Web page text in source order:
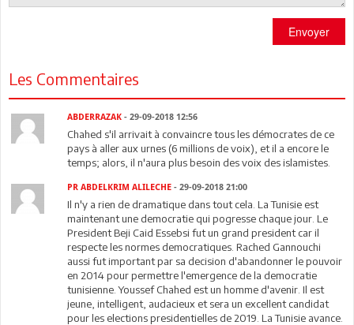
Envoyer
Les Commentaires
ABDERRAZAK - 29-09-2018 12:56
Chahed s'il arrivait à convaincre tous les démocrates de ce
pays à aller aux urnes (6 millions de voix), et il a encore le
temps; alors, il n'aura plus besoin des voix des islamistes.
PR ABDELKRIM ALILECHE - 29-09-2018 21:00
Il n'y a rien de dramatique dans tout cela. La Tunisie est
maintenant une democratie qui pogresse chaque jour. Le
President Beji Caid Essebsi fut un grand president car il
respecte les normes democratiques. Rached Gannouchi
aussi fut important par sa decision d'abandonner le pouvoir
en 2014 pour permettre l'emergence de la democratie
tunisienne. Youssef Chahed est un homme d'avenir. Il est
jeune, intelligent, audacieux et sera un excellent candidat
pour les elections presidentielles de 2019. La Tunisie avance.